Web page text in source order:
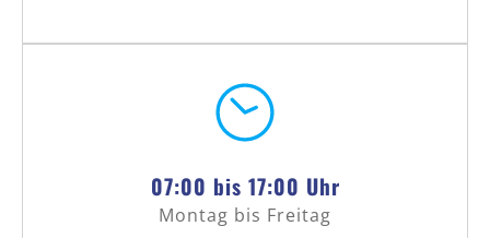
07:00 bis 17:00 Uhr
Montag bis Freitag